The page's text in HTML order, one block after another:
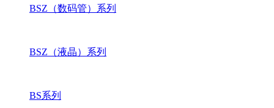
BSZ（数码管）系列
BSZ（液晶）系列
BS系列